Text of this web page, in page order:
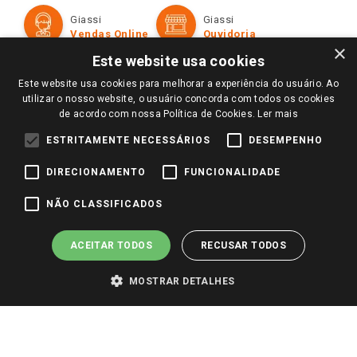
Televendas
Perguntas frequentes
Trabalhe Conosco
Identidade Visual
Formas de Pagamento
Políticas de entrega
Trocas e Devoluções
Giassi
Vendas Online
Giassi
Ouvidoria
Redes Sociais
Pagamento e Segurança
×
Este website usa cookies
Este website usa cookies para melhorar a experiência do usuário. Ao
utilizar o nosso website, o usuário concorda com todos os cookies
de acordo com nossa Política de Cookies. Ler mais
ESTRITAMENTE NECESSÁRIOS DESEMPENHO
DIRECIONAMENTO FUNCIONALIDADE
NÃO CLASSIFICADOS
ACEITAR TODOS RECUSAR TODOS
MOSTRAR DETALHES